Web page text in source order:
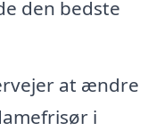
den bedste
at ændre
i